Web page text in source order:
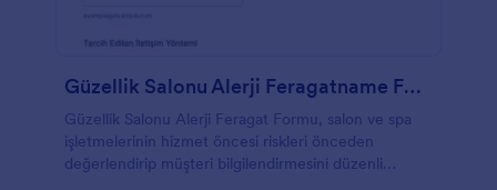
Güzellik Salonu Alerji Feragatname Formu
Güzellik Salonu Alerji Feragat Formu, salon ve spa
işletmelerinin hizmet öncesi riskleri önceden
değerlendirip müşteri bilgilendirmesini düzenli